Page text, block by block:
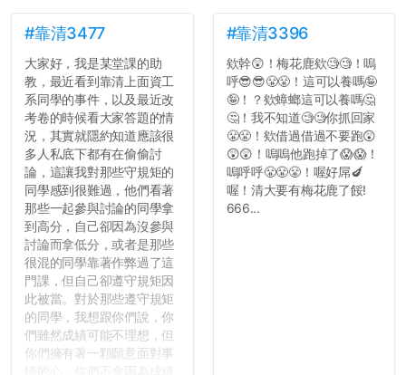
#靠清3477
大家好，我是某堂課的助
教，最近看到靠清上面資工
系同學的事件，以及最近改
考卷的時候看大家答題的情
況，其實就隱約知道應該很
多人私底下都有在偷偷討
論，這讓我對那些守規矩的
同學感到很難過，他們看著
那些一起參與討論的同學拿
到高分，自己卻因為沒參與
討論而拿低分，或者是那些
很混的同學靠著作弊過了這
門課，但自己卻遵守規矩因
此被當。對於那些遵守規矩
的同學，我想跟你們說，你
們雖然成績可能不理想，但
你們擁有著一顆願意面對事
#靠清3396
欸幹😲！梅花鹿欸🧐🧐！嗚
呼😎😎😤😤！這可以養嗎🤪
🤪！？欸蟑螂這可以養嗎🤔
🤔！我不知道🧐🧐你抓回家
😤😤！欸借過借過不要跑😲
😲😲！嗚嗚他跑掉了😱😱！
嗚呼呼😤😤😤！喔好屌🍆
喔！清大要有梅花鹿了餒!
666...